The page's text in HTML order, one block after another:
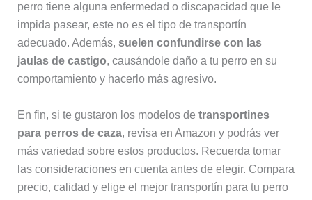
perro tiene alguna enfermedad o discapacidad que le
impida pasear, este no es el tipo de transportín
adecuado. Además, suelen confundirse con las
jaulas de castigo, causándole daño a tu perro en su
comportamiento y hacerlo más agresivo.
En fin, si te gustaron los modelos de transportines
para perros de caza, revisa en Amazon y podrás ver
más variedad sobre estos productos. Recuerda tomar
las consideraciones en cuenta antes de elegir. Compara
precio, calidad y elige el mejor transportín para tu perro